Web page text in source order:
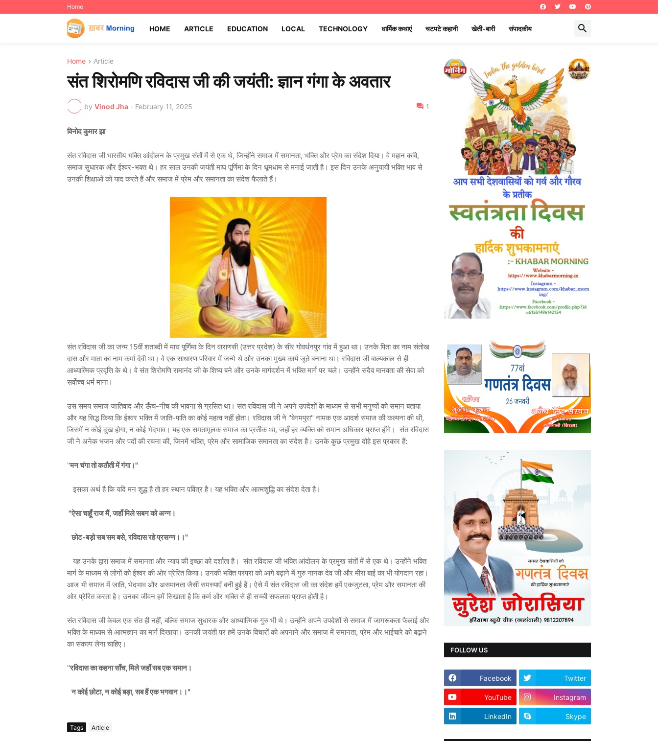
Home
HOME ARTICLE EDUCATION LOCAL TECHNOLOGY धार्मिक कथाएं चटपटे कहानी खेती-बारी संपादकीय
Home Article
संत शिरोमणि रविदास जी की जयंती: ज्ञान गंगा के अवतार
by Vinod Jha - February 11, 2025 1
विनोद कुमार झा
संत रविदास जी भारतीय भक्ति आंदोलन के प्रमुख संतों में से एक थे, जिन्होंने समाज में समानता, भक्ति और प्रेम का संदेश दिया। वे महान कवि,
समाज सुधारक और ईश्वर-भक्त थे। हर साल उनकी जयंती माघ पूर्णिमा के दिन धूमधाम से मनाई जाती है। इस दिन उनके अनुयायी भक्ति भाव से
उनकी शिक्षाओं को याद करते हैं और समाज में प्रेम और समानता का संदेश फैलाते हैं।
संत रविदास जी का जन्म 15वीं शताब्दी में माघ पूर्णिमा के दिन वाराणसी (उत्तर प्रदेश) के सीर गोवर्धनपुर गांव में हुआ था। उनके पिता का नाम संतोख
दास और माता का नाम कर्मा देवी था। वे एक साधारण परिवार में जन्मे थे और उनका मुख्य कार्य जूते बनाना था। रविदास जी बाल्यकाल से ही
आध्यात्मिक प्रवृत्ति के थे। वे संत शिरोमणि रामानंद जी के शिष्य बने और उनके मार्गदर्शन में भक्ति मार्ग पर चले। उन्होंने सदैव मानवता की सेवा को
सर्वोच्च धर्म माना।
उस समय समाज जातिवाद और ऊँच-नीच की भावना से ग्रसित था। संत रविदास जी ने अपने उपदेशों के माध्यम से सभी मनुष्यों को समान बताया
और यह सिद्ध किया कि ईश्वर भक्ति में जाति-पाति का कोई महत्व नहीं होता। रविदास जी ने "बेगमपुरा" नामक एक आदर्श समाज की कल्पना की थी,
जिसमें न कोई दुख होगा, न कोई भेदभाव। यह एक समतामूलक समाज का प्रतीक था, जहाँ हर व्यक्ति को समान अधिकार प्राप्त होंगे। संत रविदास
जी ने अनेक भजन और पदों की रचना की, जिनमें भक्ति, प्रेम और सामाजिक समानता का संदेश है। उनके कुछ प्रमुख दोहे इस प्रकार हैं:
"मन चंगा तो कठौती में गंगा।"
इसका अर्थ है कि यदि मन शुद्ध है तो हर स्थान पवित्र है। यह भक्ति और आत्मशुद्धि का संदेश देता है।
"ऐसा चाहूँ राज मैं, जहाँ मिले सबन को अन्न।
छोट-बड़ो सब सम बसे, रविदास रहे प्रसन्न।।"
यह उनके द्वारा समाज में समानता और न्याय की इच्छा को दर्शाता है। संत रविदास जी भक्ति आंदोलन के प्रमुख संतों में से एक थे। उन्होंने भक्ति
मार्ग के माध्यम से लोगों को ईश्वर की ओर प्रेरित किया। उनकी भक्ति परंपरा को आगे बढ़ाने में गुरु नानक देव जी और मीरा बाई का भी योगदान रहा।
आज भी समाज में जाति, भेदभाव और असमानता जैसी समस्याएँ बनी हुई हैं। ऐसे में संत रविदास जी का संदेश हमें एकजुटता, प्रेम और समानता की
ओर प्रेरित करता है। उनका जीवन हमें सिखाता है कि कर्म और भक्ति से ही सच्ची सफलता प्राप्त होती है।
संत रविदास जी केवल एक संत ही नहीं, बल्कि समाज सुधारक और आध्यात्मिक गुरु भी थे। उन्होंने अपने उपदेशों से समाज में जागरूकता फैलाई और
भक्ति के माध्यम से आत्मज्ञान का मार्ग दिखाया। उनकी जयंती पर हमें उनके विचारों को अपनाने और समाज में समानता, प्रेम और भाईचारे को बढ़ाने
का संकल्प लेना चाहिए।
"रविदास का कहना साँच, मिले जहाँ सब एक समान।
न कोई छोटा, न कोई बड़ा, सब हैं एक भगवान।।"
Tags Article
FOLLOW US
Facebook Twitter
YouTube Instagram
LinkedIn Skype